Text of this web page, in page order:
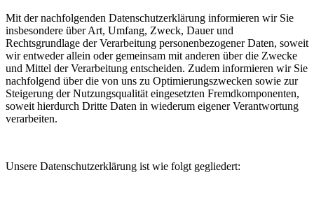
Mit der nachfolgenden Datenschutzerklärung informieren wir Sie
insbesondere über Art, Umfang, Zweck, Dauer und
Rechtsgrundlage der Verarbeitung personenbezogener Daten, soweit
wir entweder allein oder gemeinsam mit anderen über die Zwecke
und Mittel der Verarbeitung entscheiden. Zudem informieren wir Sie
nachfolgend über die von uns zu Optimierungszwecken sowie zur
Steigerung der Nutzungsqualität eingesetzten Fremdkomponenten,
soweit hierdurch Dritte Daten in wiederum eigener Verantwortung
verarbeiten.
Unsere Datenschutzerklärung ist wie folgt gegliedert: